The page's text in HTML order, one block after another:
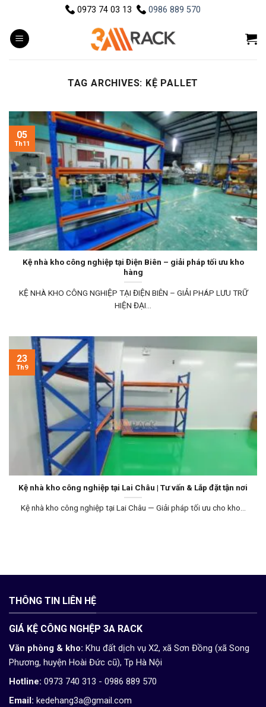
content
0973 74 03 13 0986 889 570
TAG ARCHIVES: KỆ PALLET
Kệ nhà kho công nghiệp tại Điện Biên – giải pháp tối ưu kho
hàng
KỆ NHÀ KHO CÔNG NGHIỆP TẠI ĐIỆN BIÊN – GIẢI PHÁP LƯU TRỮ
HIỆN ĐẠI...
05
Th11
Kệ nhà kho công nghiệp tại Lai Châu | Tư vấn & Lắp đặt tận nơi
Kệ nhà kho công nghiệp tại Lai Châu — Giải pháp tối ưu cho kho...
23
Th9
THÔNG TIN LIÊN HỆ
GIÁ KỆ CÔNG NGHỆP 3A RACK
Văn phòng & kho: Khu đất dịch vụ X2, xã Sơn Đồng (xã Song
Phương, huyện Hoài Đức cũ), Tp Hà Nội
Hotline: 0973 740 313 - 0986 889 570
Email: kedehang3a@gmail.com